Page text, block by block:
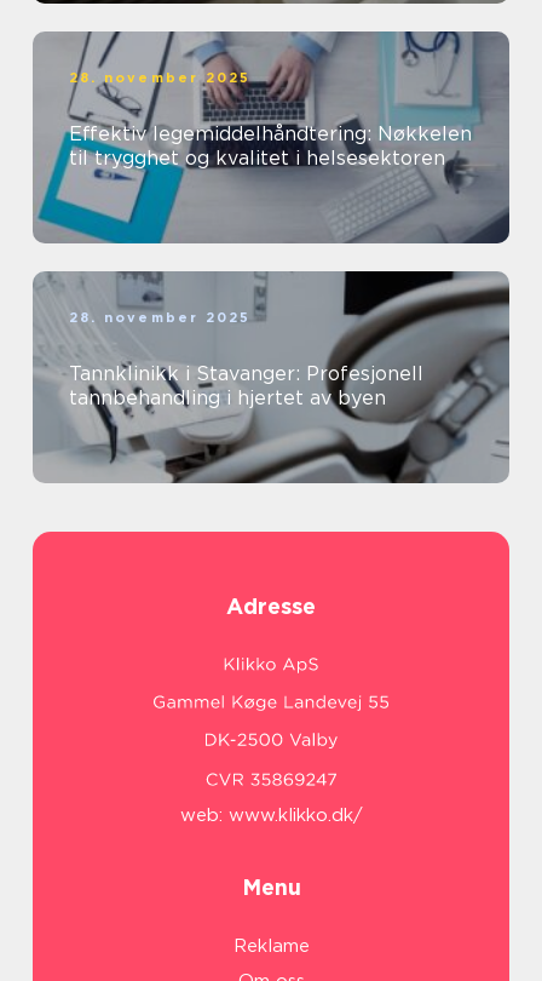
28. november 2025
Effektiv legemiddelhåndtering: Nøkkelen
til trygghet og kvalitet i helsesektoren
28. november 2025
Tannklinikk i Stavanger: Profesjonell
tannbehandling i hjertet av byen
Adresse
web: www.klikko.dk/
Menu
Reklame